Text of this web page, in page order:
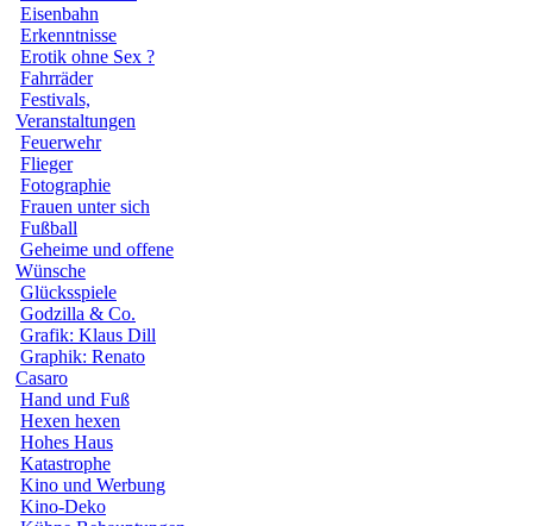
Eisenbahn
Erkenntnisse
Erotik ohne Sex ?
Fahrräder
Festivals,
Veranstaltungen
Feuerwehr
Flieger
Fotographie
Frauen unter sich
Fußball
Geheime und offene
Wünsche
Glücksspiele
Godzilla & Co.
Grafik: Klaus Dill
Graphik: Renato
Casaro
Hand und Fuß
Hexen hexen
Hohes Haus
Katastrophe
Kino und Werbung
Kino-Deko